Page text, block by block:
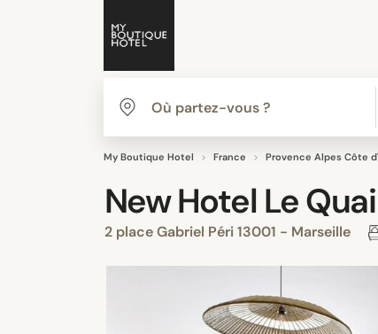
My Boutique Hotel France Provence Alpes Côte
New Hotel Le
2 place Gabriel Péri 13001 - Marseille